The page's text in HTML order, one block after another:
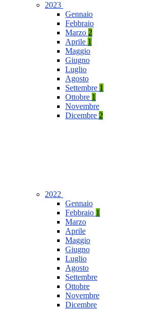
2023
Gennaio
Febbraio
Marzo 2
Aprile 1
Maggio
Giugno
Luglio
Agosto
Settembre 1
Ottobre 1
Novembre
Dicembre 2
2022
Gennaio
Febbraio 1
Marzo
Aprile
Maggio
Giugno
Luglio
Agosto
Settembre
Ottobre
Novembre
Dicembre